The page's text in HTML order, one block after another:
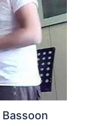
Bassoon